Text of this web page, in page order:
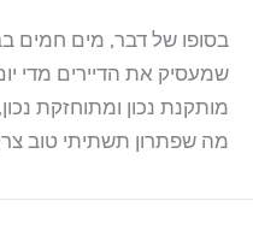
בסופו של דבר, מים חמים
שמעסיק את הדיירים מדי
מותקנת נכון ומתוחזקת
מה שפתרון תשתיתי טוב